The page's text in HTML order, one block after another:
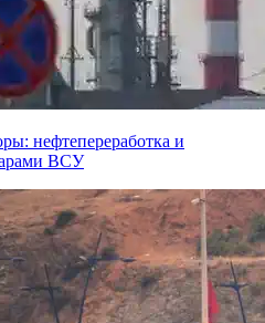
нефтепереработка и
ВСУ